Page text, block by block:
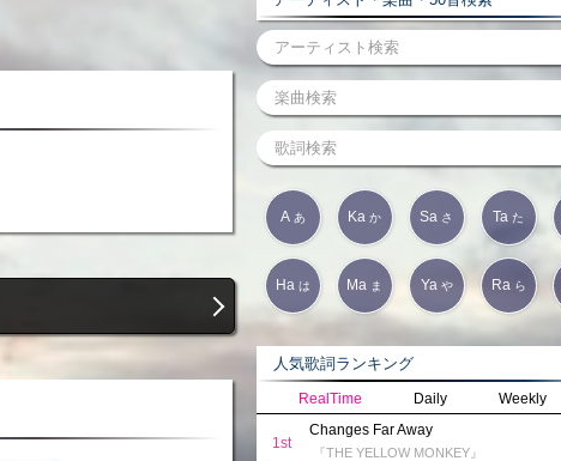
A あ Ka か Sa さ Ta た
Ha は Ma ま Ya や Ra ら
人気歌詞ランキング
RealTime Daily Weekly
1st
Changes Far Away
『THE YELLOW MONKEY』